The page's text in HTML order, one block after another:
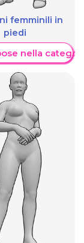
femminili in
piedi
nella